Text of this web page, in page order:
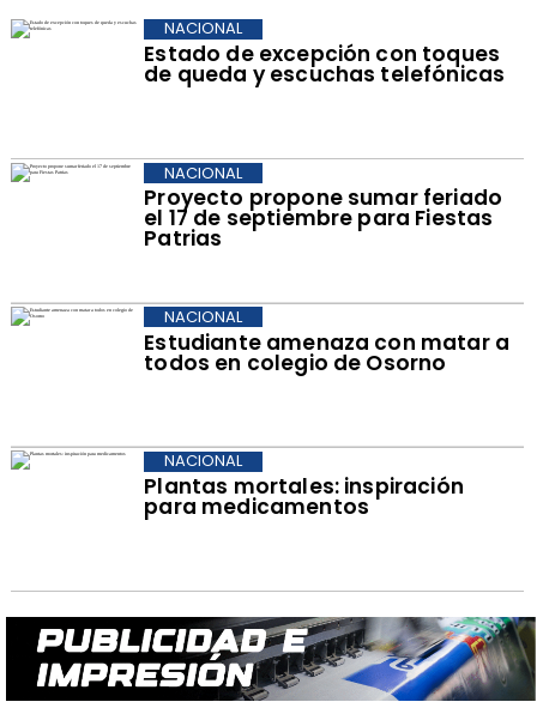
Estado de excepción con toques
de queda y escuchas telefónicas
NACIONAL
Proyecto propone sumar feriado
el 17 de septiembre para Fiestas
Patrias
NACIONAL
Estudiante amenaza con matar a
todos en colegio de Osorno
NACIONAL
Plantas mortales: inspiración
para medicamentos
NACIONAL